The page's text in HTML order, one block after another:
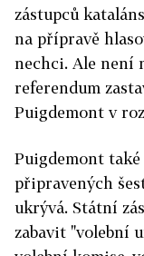
zástupců
na přípravě
nechci. Ale není
referendum
Puigdemont v
Puigdemont také
připravených
ukrývá. Státní
zabavit "volební